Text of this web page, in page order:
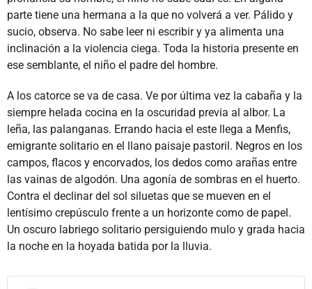
parte tiene una hermana a la que no volverá a ver. Pálido y
sucio, observa. No sabe leer ni escribir y ya alimenta una
inclinación a la violencia ciega. Toda la historia presente en
ese semblante, el niño el padre del hombre.
A los catorce se va de casa. Ve por última vez la cabaña y la
siempre helada cocina en la oscuridad previa al albor. La
leña, las palanganas. Errando hacia el este llega a Menfis,
emigrante solitario en el llano paisaje pastoril. Negros en los
campos, flacos y encorvados, los dedos como arañas entre
las vainas de algodón. Una agonía de sombras en el huerto.
Contra el declinar del sol siluetas que se mueven en el
lentísimo crepúsculo frente a un horizonte como de papel.
Un oscuro labriego solitario persiguiendo mulo y grada hacia
la noche en la hoyada batida por la lluvia.